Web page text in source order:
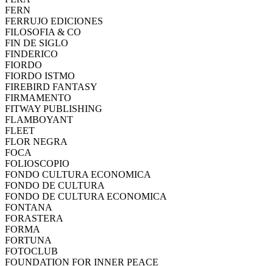
FERN
FERRUJO EDICIONES
FILOSOFIA & CO
FIN DE SIGLO
FINDERICO
FIORDO
FIORDO ISTMO
FIREBIRD FANTASY
FIRMAMENTO
FITWAY PUBLISHING
FLAMBOYANT
FLEET
FLOR NEGRA
FOCA
FOLIOSCOPIO
FONDO CULTURA ECONOMICA
FONDO DE CULTURA
FONDO DE CULTURA ECONOMICA
FONTANA
FORASTERA
FORMA
FORTUNA
FOTOCLUB
FOUNDATION FOR INNER PEACE